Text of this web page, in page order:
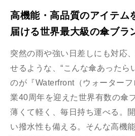
高機能・高品質のアイテム
届ける世界最大級の傘ブラ
突然の雨や強い日差しにも対応
せるような、“こんな傘あったら
のが『Waterfront（ウォーター
業40周年を迎えた世界有数の傘
薄くて軽く、毎日持ち運べる。
い撥水性も備える。そんな高機